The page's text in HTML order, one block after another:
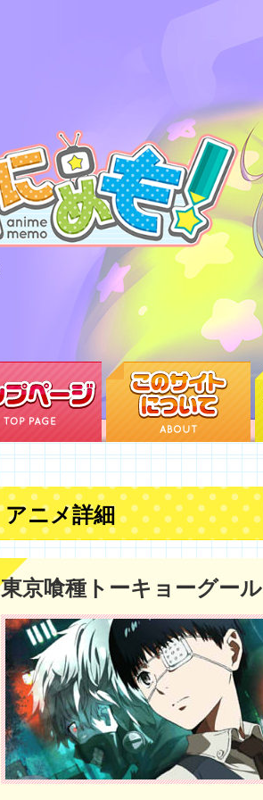
アニメ詳細
東京喰種トーキョーグール